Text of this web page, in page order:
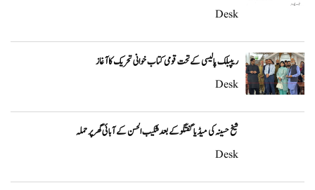
Desk
ریپبلک پالیسی کے تحت قومی کتاب خوانی تحریک کا آغاز
Desk
شیخ حسینہ کی میڈیا گفتگو کے بعد شکیب الحسن کے آبائی گھر پر حملہ
Desk